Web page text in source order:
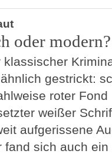
oder modern?
klassischer
gestrickt:
roter
weißer
aufgerissene
fand sich auch